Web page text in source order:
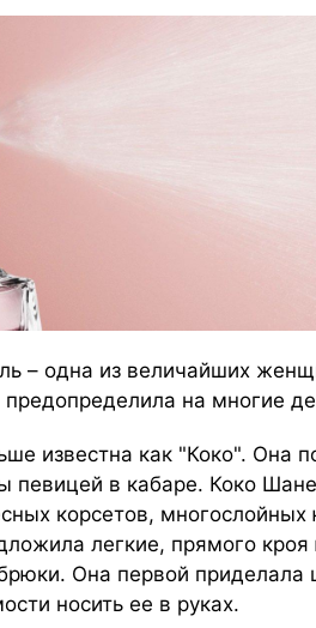
– одна из величайших
на многие
известна как "Коко". Она
певицей в кабаре. Коко
корсетов,
легкие, прямого
Она первой приделала
носить ее в руках.